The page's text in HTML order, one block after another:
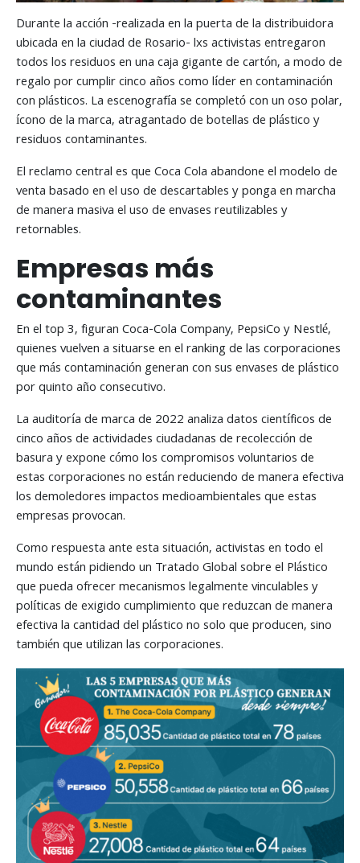
Durante la acción -realizada en la puerta de la distribuidora
ubicada en la ciudad de Rosario- lxs activistas entregaron
todos los residuos en una caja gigante de cartón, a modo de
regalo por cumplir cinco años como líder en contaminación
con plásticos. La escenografía se completó con un oso polar,
ícono de la marca, atragantado de botellas de plástico y
residuos contaminantes.
El reclamo central es que Coca Cola abandone el modelo de
venta basado en el uso de descartables y ponga en marcha
de manera masiva el uso de envases reutilizables y
retornables.
Empresas más
contaminantes
En el top 3, figuran Coca-Cola Company, PepsiCo y Nestlé,
quienes vuelven a situarse en el ranking de las corporaciones
que más contaminación generan con sus envases de plástico
por quinto año consecutivo.
La auditoría de marca de 2022 analiza datos científicos de
cinco años de actividades ciudadanas de recolección de
basura y expone cómo los compromisos voluntarios de
estas corporaciones no están reduciendo de manera efectiva
los demoledores impactos medioambientales que estas
empresas provocan.
Como respuesta ante esta situación, activistas en todo el
mundo están pidiendo un Tratado Global sobre el Plástico
que pueda ofrecer mecanismos legalmente vinculables y
políticas de exigido cumplimiento que reduzcan de manera
efectiva la cantidad del plástico no solo que producen, sino
también que utilizan las corporaciones.